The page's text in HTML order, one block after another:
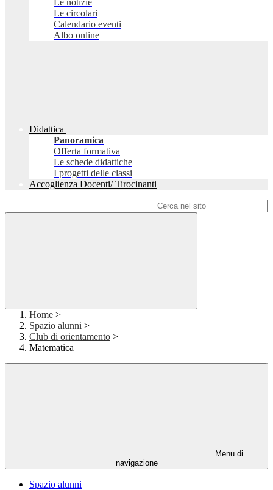
Le notizie
Le circolari
Calendario eventi
Albo online
Didattica
Panoramica
Offerta formativa
Le schede didattiche
I progetti delle classi
Accoglienza Docenti/ Tirocinanti
Home >
Spazio alunni >
Club di orientamento >
Matematica
Menu di
navigazione
Spazio alunni